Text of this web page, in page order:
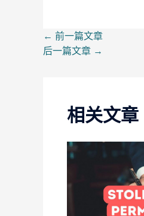
← 前一篇文章
后一篇文章 →
相关文章